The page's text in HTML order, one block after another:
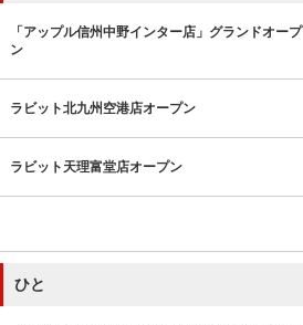
「アップル信州中野インター店」グランドオープ
ン
ラビット北九州空港店オープン
ラビット天理富堂店オープン
ひと